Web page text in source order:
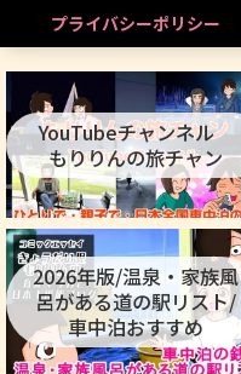
プライバシーポリシー
YouTubeチャンネル
もりりんの旅チャン
2026年版/温泉・家族風
呂がある道の駅リスト/
車中泊おすすめ